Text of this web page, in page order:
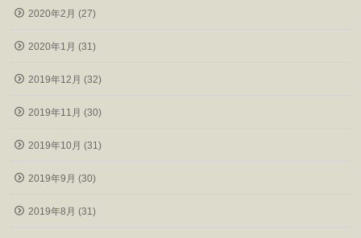
2020年2月 (27)
2020年1月 (31)
2019年12月 (32)
2019年11月 (30)
2019年10月 (31)
2019年9月 (30)
2019年8月 (31)